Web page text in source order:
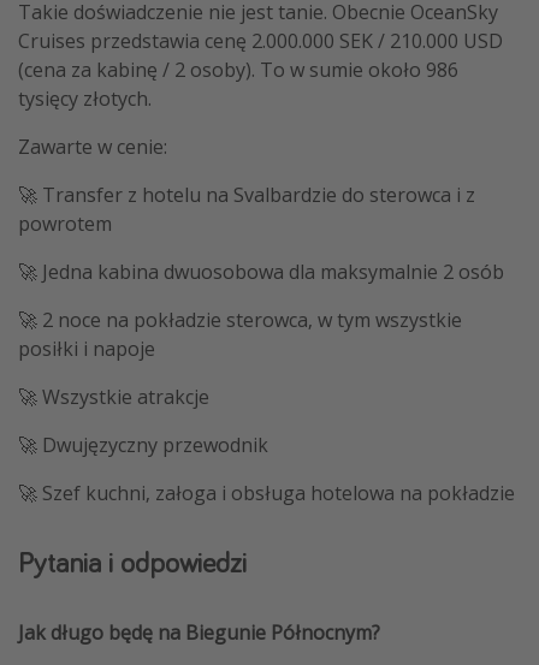
Takie doświadczenie nie jest tanie. Obecnie OceanSky
Cruises przedstawia cenę 2.000.000 SEK / 210.000 USD
(cena za kabinę / 2 osoby). To w sumie około 986
tysięcy złotych.
Zawarte w cenie:
🚀 Transfer z hotelu na Svalbardzie do sterowca i z
powrotem
🚀 Jedna kabina dwuosobowa dla maksymalnie 2 osób
🚀 2 noce na pokładzie sterowca, w tym wszystkie
posiłki i napoje
🚀 Wszystkie atrakcje
🚀 Dwujęzyczny przewodnik
🚀 Szef kuchni, załoga i obsługa hotelowa na pokładzie
Pytania i odpowiedzi
Jak długo będę na Biegunie Północnym?